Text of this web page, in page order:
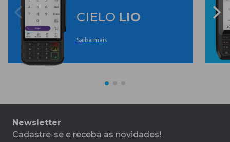
CIELO LIO
Saiba mais
Newsletter
Cadastre-se e receba as novidades!